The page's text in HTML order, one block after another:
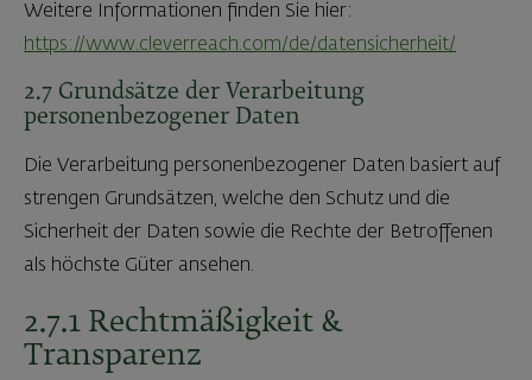
Weitere Informationen finden Sie hier:
https://www.cleverreach.com/de/datensicherheit/
2.7 Grundsätze der Verarbeitung
personenbezogener Daten
Die Verarbeitung personenbezogener Daten basiert auf
strengen Grundsätzen, welche den Schutz und die
Sicherheit der Daten sowie die Rechte der Betroffenen
als höchste Güter ansehen.
2.7.1 Rechtmäßigkeit &
Transparenz